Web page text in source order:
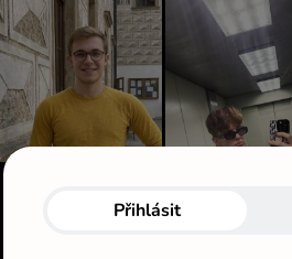
Přihlas se do svého
Přihlásit